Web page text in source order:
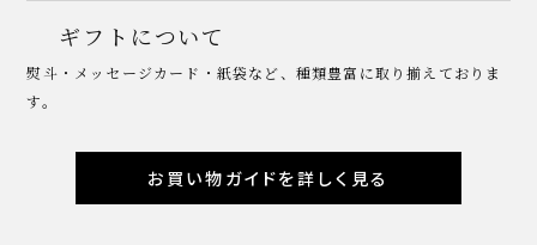
ギフトについて
熨斗・メッセージカード・紙袋など、種類豊富に取り揃えておりま
す。
お買い物ガイドを詳しく見る